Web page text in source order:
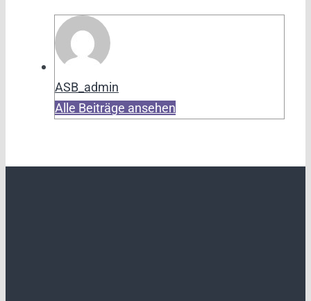
ASB_admin
Alle Beiträge ansehen